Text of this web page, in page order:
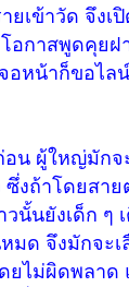
ยเข้าวัด จึงเ
อกาสพูดคุยฝ
อหน้าก็ขอไล
อน ผู้ใหญ่มัก
ซึ่งถ้าโดยสา
นั้นยังเด็ก ๆ
มด จึงมักจะ
ยไม่ผิดพลาด